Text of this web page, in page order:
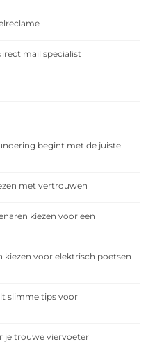
mail specialist
begint met de juiste
met vertrouwen
kiezen voor een
kiezen voor elektrisch poetsen
slimme tips voor
je trouwe viervoeter